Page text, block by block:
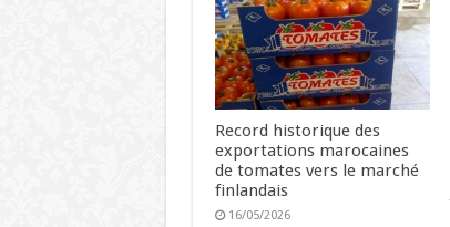
Record historique des
exportations marocaines
de tomates vers le marché
finlandais
16/05/2026